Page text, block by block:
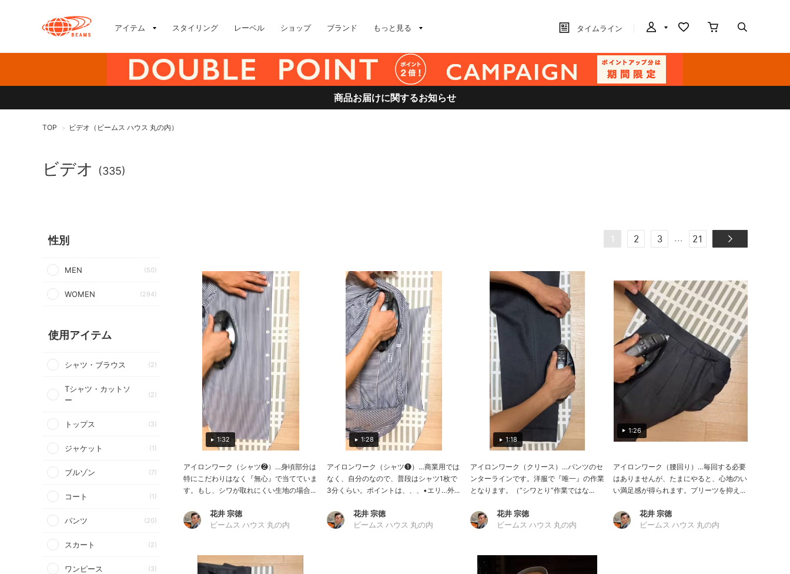
アイテム スタイリング レーベル ショップ ブランド もっと見る タイムライン
商品お届けに関するお知らせ
TOP > ビデオ（ビームス ハウス 丸の内）
ビデオ (335)
性別
MEN (50)
WOMEN (294)
使用アイテム
シャツ・ブラウス (2)
Tシャツ・カットソ
ー
(2)
トップス (3)
ジャケット (1)
ブルゾン (7)
コート (1)
パンツ (20)
スカート (2)
ワンピース (3)
1 2 3 ... 21
1:32
アイロンワーク（シャツ❷）…身頃部分は
特にこだわりはなく『無心』で当てていま
す。もし、シワが取れにくい生地の場合...
花井 宗徳
ビームス ハウス 丸の内
1:28
アイロンワーク（シャツ❶）…商業用では
なく、自分のなので、普段はシャツ1枚で
3分くらい。ポイントは、、、▪️エリ…外...
花井 宗徳
ビームス ハウス 丸の内
1:18
アイロンワーク（クリース）…パンツのセ
ンターラインです。洋服で『唯一』の作業
となります。（“シワとり”作業ではな...
花井 宗徳
ビームス ハウス 丸の内
1:26
アイロンワーク（腰回り）…毎回する必要
はありませんが、たまにやると、心地のい
い満足感が得られます。プリーツを抑え...
花井 宗徳
ビームス ハウス 丸の内